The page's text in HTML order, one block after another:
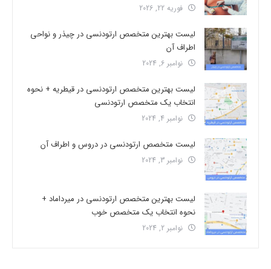
فوریه 22, 2026
لیست بهترین متخصص ارتودنسی در چیذر و نواحی
اطراف آن
نوامبر 6, 2024
لیست بهترین متخصص ارتودنسی در قیطریه + نحوه
انتخاب یک متخصص ارتودنسی
نوامبر 4, 2024
لیست متخصص ارتودنسی در دروس و اطراف آن
نوامبر 3, 2024
لیست بهترین متخصص ارتودنسی در میرداماد +
نحوه انتخاب یک متخصص خوب
نوامبر 2, 2024